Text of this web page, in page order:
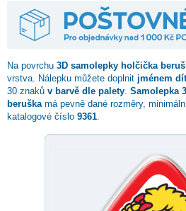
Na povrchu 3D samolepky holčička
vrstva. Nálepku můžete doplnit jménem
30 znaků v barvě dle palety Samolepka
beruška má pevně dané rozměry,
katalogové číslo 9361